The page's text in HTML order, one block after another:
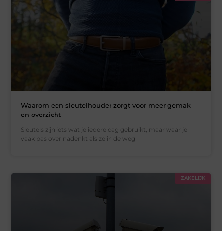
Waarom een sleutelhouder zorgt voor meer gemak
en overzicht
Sleutels zijn iets wat je iedere dag gebruikt, maar waar je
vaak pas over nadenkt als ze in de weg
ZAKELIJK